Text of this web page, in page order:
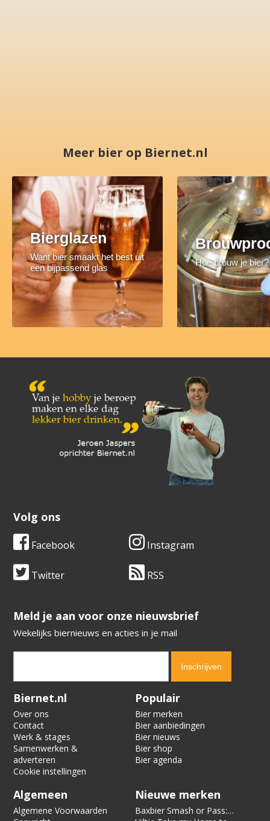
Meer bier op Biernet.nl
Bierglazen
Want bier smaakt het best uit
een bijpassend glas
Hoe brouw je bier?
Volg ons
Facebook Instagram
Twitter RSS
​​​​​​​Meld je aan voor onze nieuwsbrief
Wekelijks biernieuws en acties in je mail
Verification code:
Biernet.nl
Over ons
Contact
Werk & stages
Samenwerken &
adverteren
Cookie instellingen
Populair
Bier merken
Bier aanbiedingen
Bier nieuws
Bier shop
Bier agenda
Algemeen
Algemene Voorwaarden
Nieuwe merken
Baxbier Smash or Pass: